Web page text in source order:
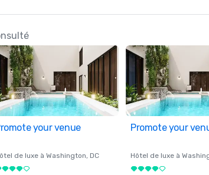
your venue
de luxe à Washington, DC
Promote your
Hôtel de luxe à